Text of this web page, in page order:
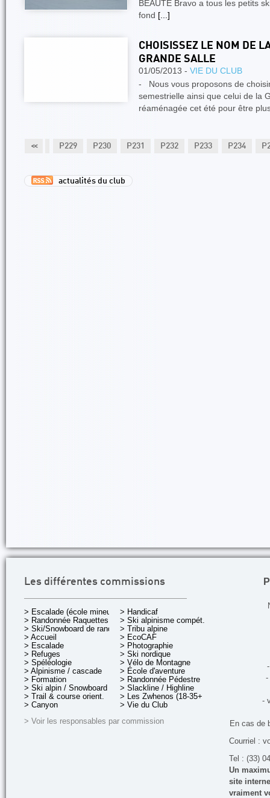
BEAUTE Bravo a tous les petits
fond [...]
CHOISISSEZ LE NOM DE
GRANDE SALLE
01/05/2013 - VIE DU CLUB
- Nous vous proposons de
semestrielle ainsi que celui de la
réaménagée cet été pour être
<<
P228 P229 P230 P231 P232 P233 P234
actualités du club
Les différentes commissions
> Escalade (école mineurs)
> Randonnée Raquettes
> Ski/Snowboard de rando.
> Accueil
> Escalade
> Refuges
> Spéléologie
> Alpinisme / cascade
> Formation
> Ski alpin / Snowboard
> Trail & course orient.
> Canyon
> Handicaf
> Ski alpinisme compét.
> Tribu alpine
> EcoCAF
> Photographie
> Ski nordique
> Vélo de Montagne
> École d'aventure
> Randonnée Pédestre
> Slackline / Highline
> Les Zwhenos (18-35+ ans)
> Vie du Club
> Voir les responsables par commission
-
-
En cas de
Courriel :
Tel : (33)
Un
site
vraiment